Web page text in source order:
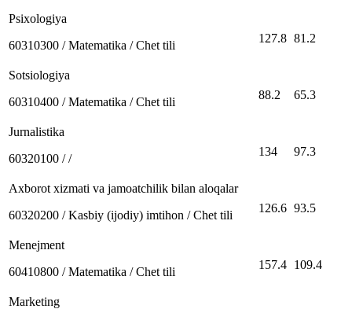
Psixologiya
60310300 / Matematika / Chet tili
127.8 81.2
Sotsiologiya
60310400 / Matematika / Chet tili
88.2 65.3
Jurnalistika
60320100 / /
134 97.3
Axborot xizmati va jamoatchilik bilan aloqalar
60320200 / Kasbiy (ijodiy) imtihon / Chet tili
126.6 93.5
Menejment
60410800 / Matematika / Chet tili
157.4 109.4
Marketing